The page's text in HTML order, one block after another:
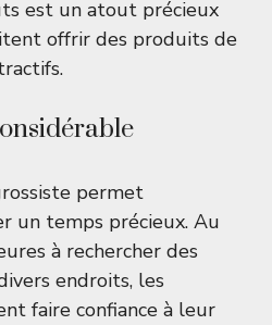
est un atout précieux
offrir des produits de
permet
un temps précieux. Au
à rechercher des
endroits, les
faire confiance à leur